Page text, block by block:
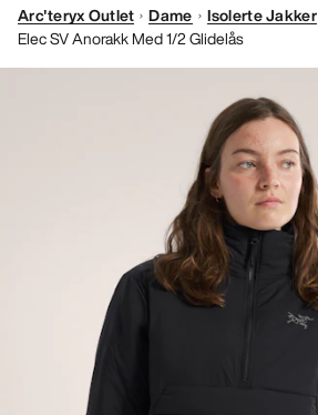
DAMER
Arc'teryx Outlet Dame
Isolerte Jakker
Elec SV Anorakk Med 1/2 Glidelås